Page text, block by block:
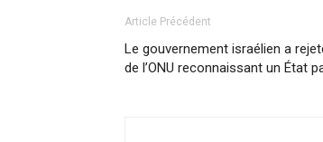
Article Précédent
Le gouvernement israélien a
de l’ONU reconnaissant un État